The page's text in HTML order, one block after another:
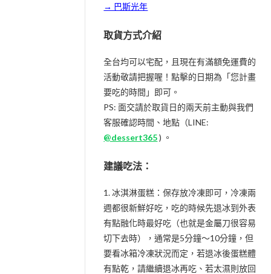
→ 巴斯光年
取貨方式介紹
全台均可以宅配，且現在有滿額免運費的
活動敬請把握喔！點擊的日期為「您計畫
要吃的時間」即可。
PS: 面交請於取貨日的兩天前主動與我們
客服確認時間、地點（LINE:
@dessert365) 。
建議吃法：
1. 冰淇淋蛋糕：保存放冷凍即可，冷凍兩
週都很新鮮好吃，吃的時候先退冰到外表
有點融化時最好吃（也就是金屬刀很容易
切下去時），通常是5分鐘～10分鐘，但
要看冰箱冷凍狀況而定，若退冰後蛋糕體
有點乾，請繼續退冰再吃、若太濕則放回